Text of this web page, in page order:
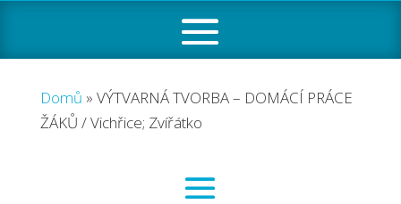
Domů » VÝTVARNÁ TVORBA – DOMÁCÍ PRÁCE
ŽÁKŮ / Vichřice; Zvířátko